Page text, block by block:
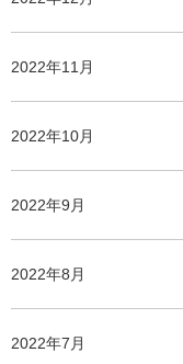
2022年11月
2022年10月
2022年9月
2022年8月
2022年7月